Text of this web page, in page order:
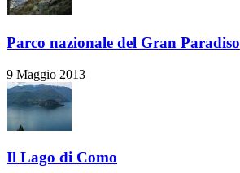
Parco nazionale del Gran Paradiso
9 Maggio 2013
Il Lago di Como